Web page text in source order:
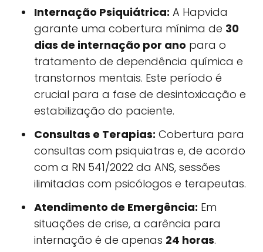
Internação Psiquiátrica: A Hapvida
garante uma cobertura mínima de 30
dias de internação por ano para o
tratamento de dependência química e
transtornos mentais. Este período é
crucial para a fase de desintoxicação e
estabilização do paciente.
Consultas e Terapias: Cobertura para
consultas com psiquiatras e, de acordo
com a RN 541/2022 da ANS, sessões
ilimitadas com psicólogos e terapeutas.
Atendimento de Emergência: Em
situações de crise, a carência para
internação é de apenas 24 horas.